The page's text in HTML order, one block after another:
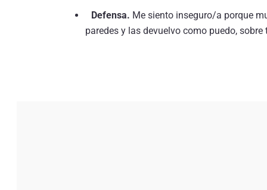
Defensa. Me siento inseguro/a porque
paredes y las devuelvo como puedo,